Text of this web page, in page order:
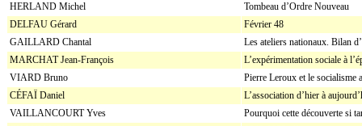
HERLAND Michel
Tombeau d’Ordre Nouveau
DELFAU Gérard
Février 48
GAILLARD Chantal
Les ateliers nationaux. Bilan
MARCHAT Jean-François
L’expérimentation sociale à
VIARD Bruno
Pierre Leroux et le socialisme
CÉFAÏ Daniel
L’association d’hier à
VAILLANCOURT Yves
Pourquoi cette découverte si